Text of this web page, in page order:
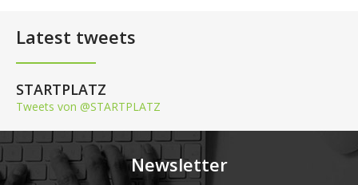
Latest tweets
STARTPLATZ
Tweets von @STARTPLATZ
Newsletter